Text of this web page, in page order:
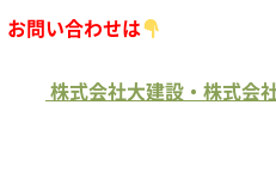
お問い合わせは
株式会社大建設・株式会